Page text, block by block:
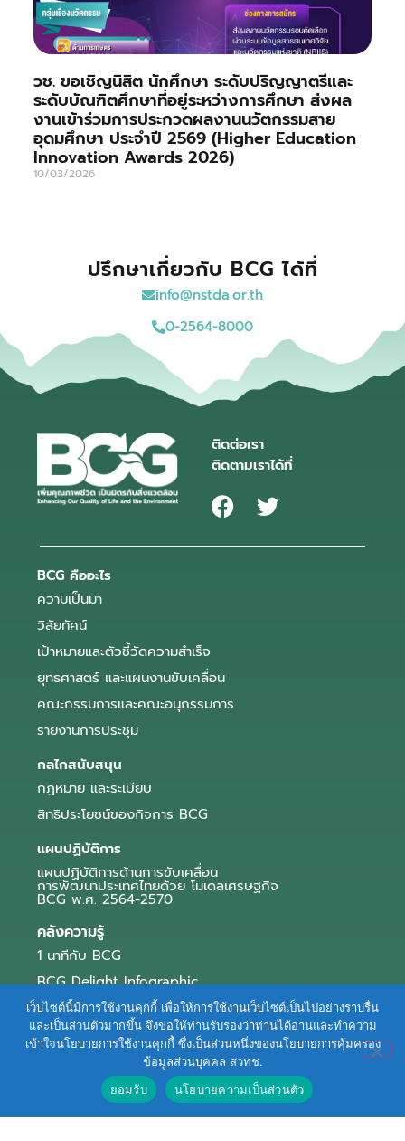
วช. ขอเชิญนิสิต นักศึกษา ระดับปริญญาตรีและ
ระดับบัณฑิตศึกษาที่อยู่ระหว่างการศึกษา ส่งผล
งานเข้าร่วมการประกวดผลงานนวัตกรรมสาย
อุดมศึกษา ประจำปี 2569 (Higher Education
Innovation Awards 2026)
10/03/2026
ปรึกษาเกี่ยวกับ BCG ได้ที่
info@nstda.or.th
0-2564-8000
ติดต่อเรา
ติดตามเราได้ที่
BCG คืออะไร
ความเป็นมา
วิสัยทัศน์
เป้าหมายและตัวชี้วัดความสำเร็จ
ยุทธศาสตร์ และแผนงานขับเคลื่อน
คณะกรรมการและคณะอนุกรรมการ
รายงานการประชุม
กลไกสนับสนุน
กฎหมาย และระเบียบ
สิทธิประโยชน์ของกิจการ BCG
แผนปฏิบัติการ
แผนปฏิบัติการด้านการขับเคลื่อน
การพัฒนาประเทศไทยด้วย โมเดลเศรษฐกิจ
BCG พ.ศ. 2564-2570
คลังความรู้
1 นาทีกับ BCG
BCG Delight Infographic
สื่อประชาสัมพันธ์
e-Book Series
ตัวอย่างธุรกิจ BCG
ข่าวและบทความ
เว็บไซต์นี้มีการใช้งานคุกกี้ เพื่อให้การใช้งานเว็บไซต์เป็นไปอย่างราบรื่น
และเป็นส่วนตัวมากขึ้น จึงขอให้ท่านรับรองว่าท่านได้อ่านและทำความ
เข้าใจนโยบายการใช้งานคุกกี้ ซึ่งเป็นส่วนหนึ่งของนโยบายการคุ้มครอง
ข้อมูลส่วนบุคคล สวทช.
ยอมรับ
นโยบายความเป็นส่วนตัว